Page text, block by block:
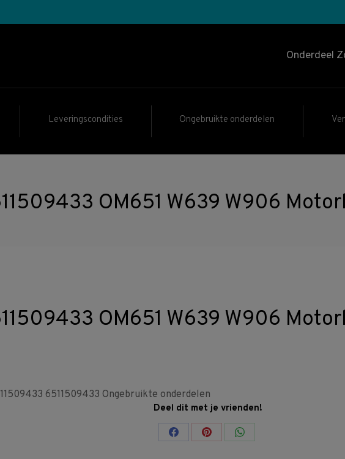
Onderdeel
Leveringscondities Ongebruikte onderdelen
OM651 W639 W906
OM651 W639 W906
6511509433 Ongebruikte onderdelen
Deel dit met je vrienden!
Share Share Share